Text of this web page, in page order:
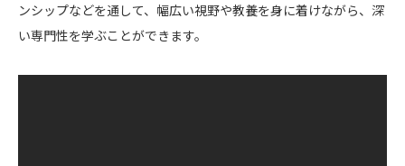
ンシップなどを通して、幅広い視野や教養を身に着けながら、深
い専門性を学ぶことができます。